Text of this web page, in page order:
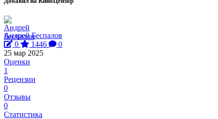
Андрей Беспалов
0
1446
0
25 мар 2025
Оценки
1
Рецензии
0
Отзывы
0
Статистика